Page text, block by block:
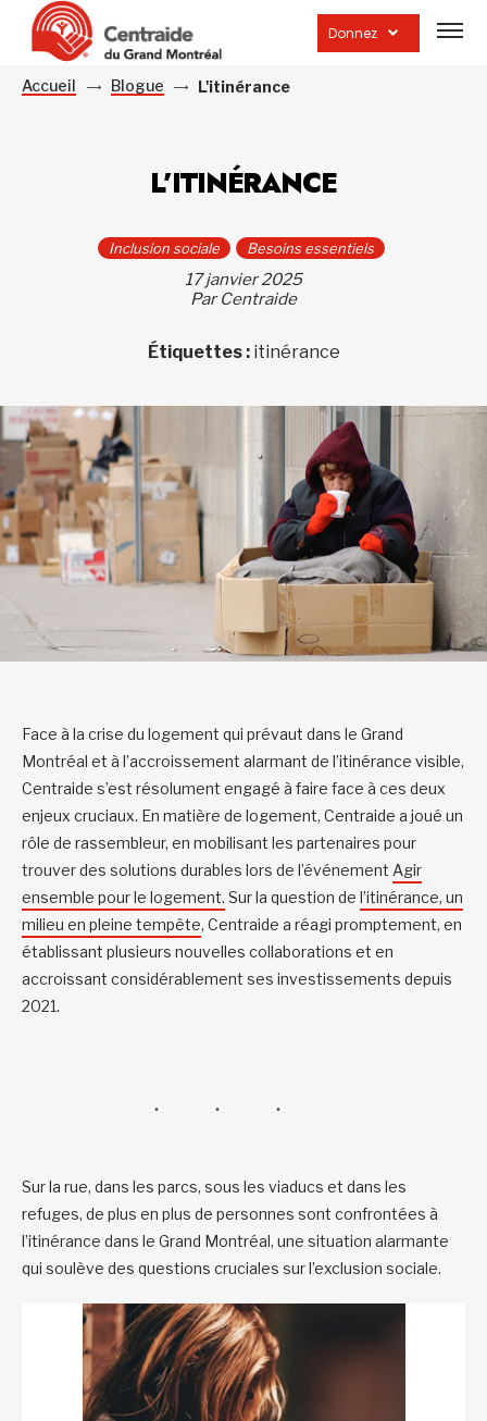
Donnez
la
Accueil Blogue L'itinérance
L’ITINÉRANCE
Inclusion sociale Besoins essentiels
17 janvier 2025
Par Centraide
Étiquettes : itinérance
Face à la crise du logement qui prévaut dans le Grand
Montréal et à l’accroissement alarmant de l’itinérance visible,
Centraide s’est résolument engagé à faire face à ces deux
enjeux cruciaux. En matière de logement, Centraide a joué un
rôle de rassembleur, en mobilisant les partenaires pour
trouver des solutions durables lors de l’événement Agir
ensemble pour le logement. Sur la question de l’itinérance, un
milieu en pleine tempête, Centraide a réagi promptement, en
établissant plusieurs nouvelles collaborations et en
accroissant considérablement ses investissements depuis
2021.
Sur la rue, dans les parcs, sous les viaducs et dans les
refuges, de plus en plus de personnes sont confrontées à
l’itinérance dans le Grand Montréal, une situation alarmante
qui soulève des questions cruciales sur l’exclusion sociale.